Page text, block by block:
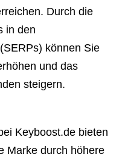
Durch die
in den
können Sie
und das
steigern.
Keyboost.de bieten
Marke durch höhere